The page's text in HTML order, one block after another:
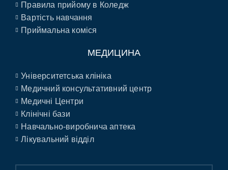
Правила прийому в Коледж
Вартість навчання
Приймальна коміся
МЕДИЦИНА
Університетська клініка
Медичний консультативний центр
Медичні Центри
Клінічні бази
Навчально-виробнича аптека
Лікувальний відділ